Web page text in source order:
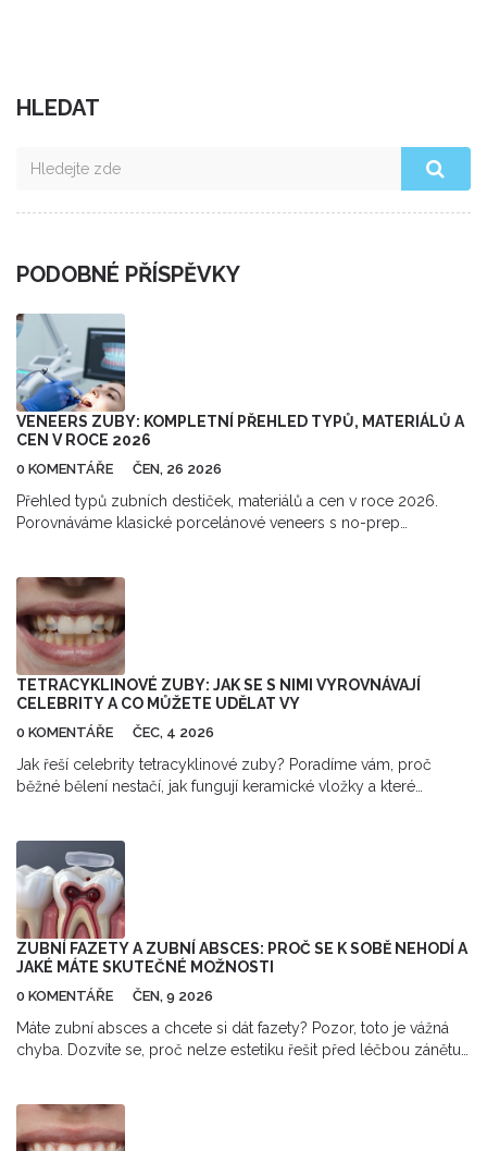
HLEDAT
PODOBNÉ PŘÍSPĚVKY
VENEERS ZUBY: KOMPLETNÍ PŘEHLED TYPŮ, MATERIÁLŮ A
CEN V ROCE 2026
0 KOMENTÁŘE ČEN, 26 2026
Přehled typů zubních destiček, materiálů a cen v roce 2026.
Porovnáváme klasické porcelánové veneers s no-prep
TETRACYKLINOVÉ ZUBY: JAK SE S NIMI VYROVNÁVAJÍ
CELEBRITY A CO MŮŽETE UDĚLAT VY
0 KOMENTÁŘE ČEC, 4 2026
Jak řeší celebrity tetracyklinové zuby? Poradíme vám, proč
běžné bělení nestačí, jak fungují keramické vložky a které
ZUBNÍ FAZETY A ZUBNÍ ABSCES: PROČ SE K SOBĚ NEHODÍ A
JAKÉ MÁTE SKUTEČNÉ MOŽNOSTI
0 KOMENTÁŘE ČEN, 9 2026
Máte zubní absces a chcete si dát fazety? Pozor, toto je vážná
chyba. Dozvíte se, proč nelze estetiku řešit před léčbou zánětu,